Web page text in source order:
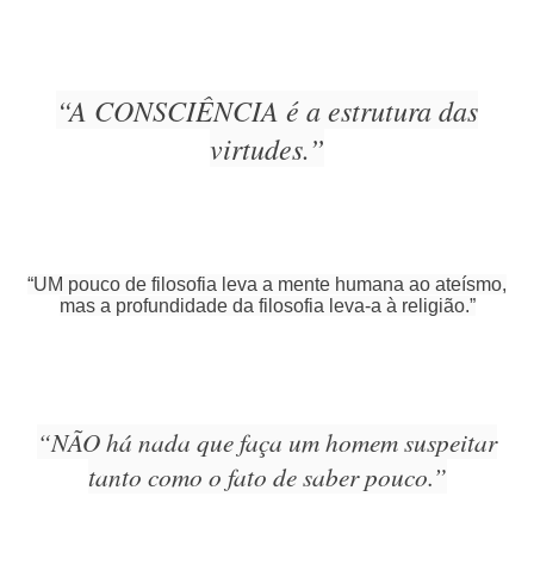
“A CONSCIÊNCIA é a estrutura das
virtudes.”
“UM pouco de filosofia leva a mente humana ao ateísmo,
mas a profundidade da filosofia leva-a à religião.”
“NÃO há nada que faça um homem suspeitar
tanto como o fato de saber pouco.”